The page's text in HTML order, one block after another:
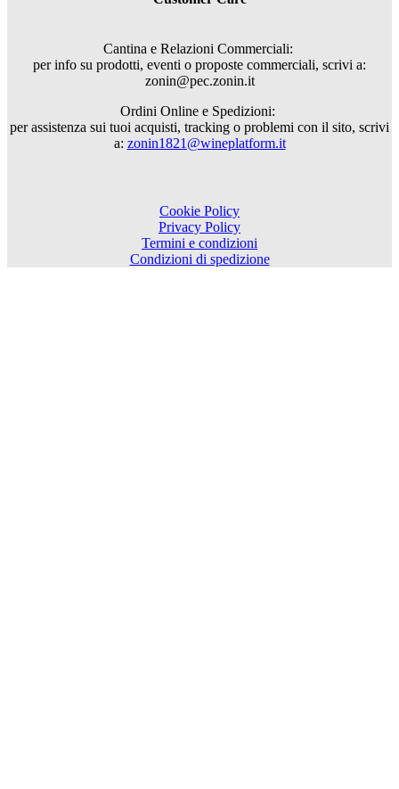
Cantina e Relazioni Commerciali:
per info su prodotti, eventi o proposte commerciali, scrivi a:
zonin@pec.zonin.it
Ordini Online e Spedizioni:
per assistenza sui tuoi acquisti, tracking o problemi con il sito, scrivi
a: zonin1821@wineplatform.it
Cookie Policy
Privacy Policy
Termini e condizioni
Condizioni di spedizione